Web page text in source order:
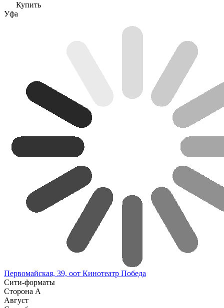
Купить
Уфа
Первомайская, 39, оот Кинотеатр Победа
Сити-форматы
Сторона А
Август